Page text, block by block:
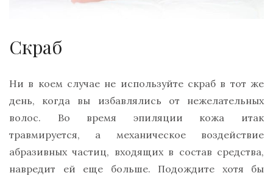
Скраб
Ни в коем случае не используйте скраб в тот же
день, когда вы избавлялись от нежелательных
волос. Во время эпиляции кожа итак
травмируется, а механическое воздействие
абразивных частиц, входящих в состав средства,
навредит ей еще больше. Подождите хотя бы